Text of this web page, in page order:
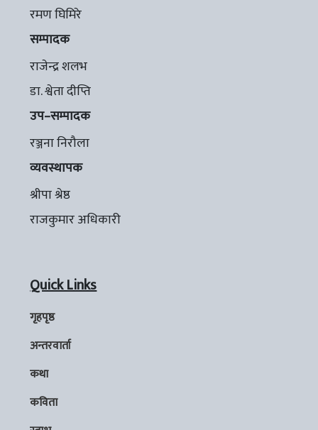
रमण घिमिरे
सम्पादक
राजेन्द्र शलभ
डा. श्वेता दीप्ति
उप–सम्पादक
रञ्जना निरौला
व्यवस्थापक
श्रीपा श्रेष्ठ
राजकुमार अधिकारी
Quick Links
गृहपृष्ठ
अन्तरवार्ता
कथा
कविता